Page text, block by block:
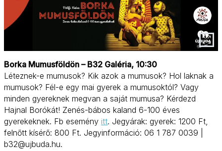
Borka Mumusföldön – B32 Galéria, 10:30
Léteznek-e mumusok? Kik azok a mumusok? Hol laknak a
mumusok? Fél-e egy mai gyerek a mumusoktól? Vagy
minden gyereknek megvan a saját mumusa? Kérdezd
Hajnal Borókát! Zenés-bábos kaland 6-100 éves
gyerekeknek. Fb esemény itt. Jegyárak: gyerek: 1200 Ft,
felnőtt kísérő: 800 Ft. Jegyinformáció: 06 1 787 0039 |
b32@ujbuda.hu.